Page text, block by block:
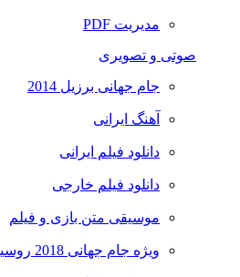
مدیریت PDF
صوتی و تصویری
جام جهانی برزیل 2014
آهنگ ایرانی
دانلود فیلم ایرانی
دانلود فیلم خارجی
موسیقی متن بازی و فیلم
ویژه جام جهانی 2018 روسیه